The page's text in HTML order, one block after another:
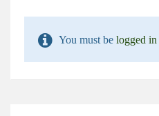
You must be logged in